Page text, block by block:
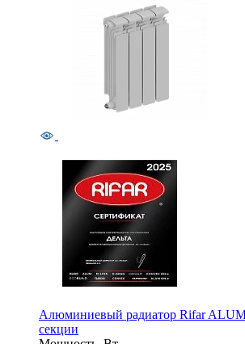
Алюминиевый радиатор Rifar
секции